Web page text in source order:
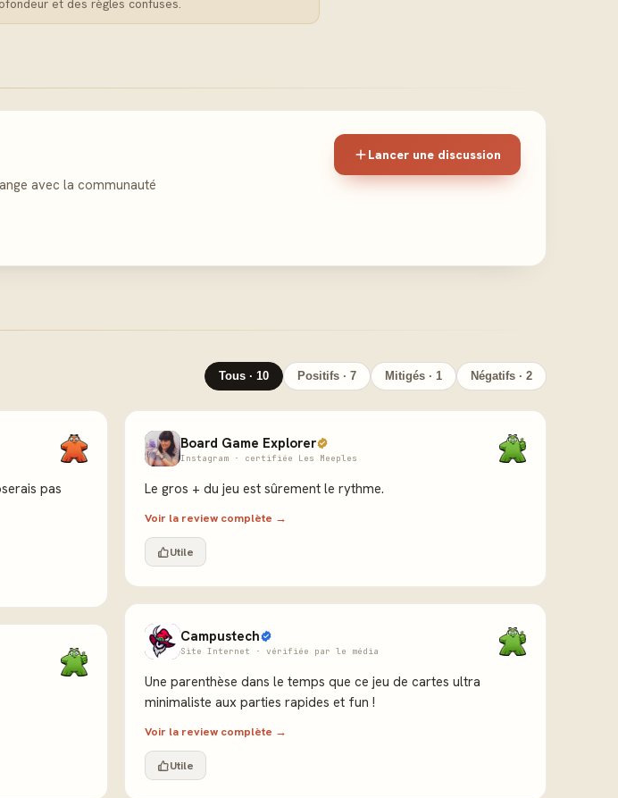
et des règles confuses.
avec la communauté
Lancer une discussion
Tous · 10 Positifs · 7 Mitigés · 1 Négatifs · 2
pas
Board Game Explorer
Instagram · certifiée Les Meeples
Le gros + du jeu est sûrement le rythme.
Voir la review complète →
Utile
Campustech
Site Internet · vérifiée par le média
Une parenthèse dans le temps que ce jeu de cartes ultra
minimaliste aux parties rapides et fun !
Voir la review complète →
Utile